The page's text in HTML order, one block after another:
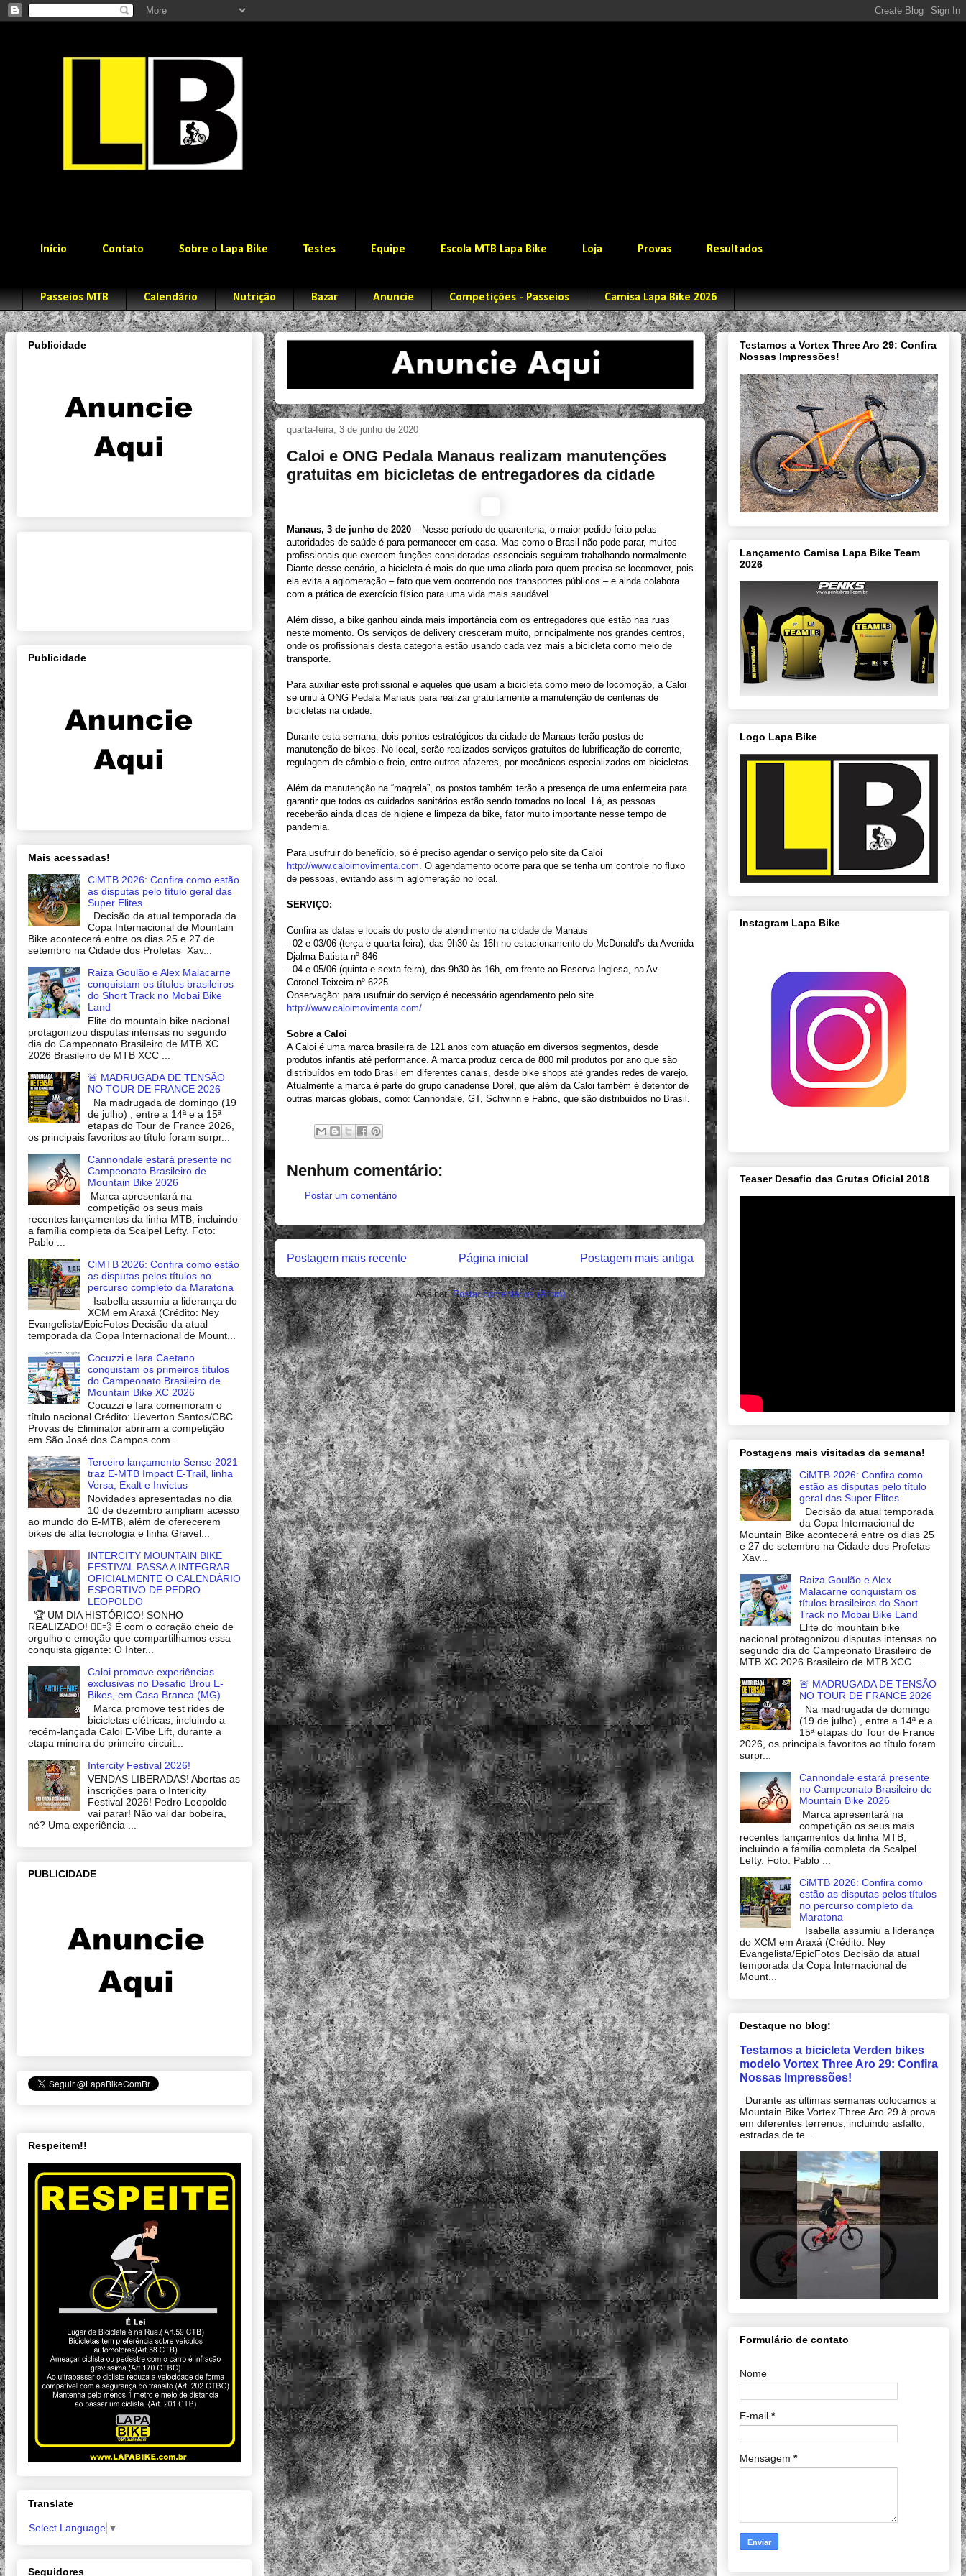
Início Contato Sobre o Lapa Bike Testes Equipe Escola MTB Lapa Bike Loja Provas Resultados
Passeios MTB Calendário Nutrição Bazar Anuncie Competições - Passeios Camisa Lapa Bike 2026
quarta-feira, 3 de junho de 2020
Caloi e ONG Pedala Manaus realizam manutenções
gratuitas em bicicletas de entregadores da cidade
Manaus, 3 de junho de 2020 – Nesse período de quarentena, o maior pedido feito pelas
autoridades de saúde é para permanecer em casa. Mas como o Brasil não pode parar, muitos
profissionais que exercem funções consideradas essenciais seguiram trabalhando normalmente.
Diante desse cenário, a bicicleta é mais do que uma aliada para quem precisa se locomover, pois
ela evita a aglomeração – fato que vem ocorrendo nos transportes públicos – e ainda colabora
com a prática de exercício físico para uma vida mais saudável.
Além disso, a bike ganhou ainda mais importância com os entregadores que estão nas ruas
neste momento. Os serviços de delivery cresceram muito, principalmente nos grandes centros,
onde os profissionais desta categoria estão usando cada vez mais a bicicleta como meio de
transporte.
Para auxiliar este profissional e aqueles que usam a bicicleta como meio de locomoção, a Caloi
se uniu à ONG Pedala Manaus para realizar gratuitamente a manutenção de centenas de
bicicletas na cidade.
Durante esta semana, dois pontos estratégicos da cidade de Manaus terão postos de
manutenção de bikes. No local, serão realizados serviços gratuitos de lubrificação de corrente,
regulagem de câmbio e freio, entre outros afazeres, por mecânicos especializados em bicicletas.
Além da manutenção na “magrela”, os postos também terão a presença de uma enfermeira para
garantir que todos os cuidados sanitários estão sendo tomados no local. Lá, as pessoas
receberão ainda dicas de higiene e limpeza da bike, fator muito importante nesse tempo de
pandemia.
Para usufruir do benefício, só é preciso agendar o serviço pelo site da Caloi
http://www.caloimovimenta.com. O agendamento ocorre para que se tenha um controle no fluxo
de pessoas, evitando assim aglomeração no local.
SERVIÇO:
Confira as datas e locais do posto de atendimento na cidade de Manaus
- 02 e 03/06 (terça e quarta-feira), das 9h30 às 16h no estacionamento do McDonald’s da Avenida
Djalma Batista nº 846
- 04 e 05/06 (quinta e sexta-feira), das 9h30 às 16h, em frente ao Reserva Inglesa, na Av.
Coronel Teixeira nº 6225
Observação: para usufruir do serviço é necessário agendamento pelo site
http://www.caloimovimenta.com/
Sobre a Caloi
A Caloi é uma marca brasileira de 121 anos com atuação em diversos segmentos, desde
produtos infantis até performance. A marca produz cerca de 800 mil produtos por ano que são
distribuídos em todo Brasil em diferentes canais, desde bike shops até grandes redes de varejo.
Atualmente a marca é parte do grupo canadense Dorel, que além da Caloi também é detentor de
outras marcas globais, como: Cannondale, GT, Schwinn e Fabric, que são distribuídos no Brasil.
Nenhum comentário:
Postar um comentário
Postagem mais recente Postagem mais antiga
Página inicial
Assinar:Postar comentários (Atom)
Publicidade
Publicidade
Mais acessadas!
CiMTB 2026: Confira como estão
as disputas pelo título geral das
Super Elites
Decisão da atual temporada da
Copa Internacional de Mountain
Bike acontecerá entre os dias 25 e 27 de
setembro na Cidade dos Profetas Xav...
Raiza Goulão e Alex Malacarne
conquistam os títulos brasileiros
do Short Track no Mobai Bike
Land
Elite do mountain bike nacional
protagonizou disputas intensas no segundo
dia do Campeonato Brasileiro de MTB XC
2026 Brasileiro de MTB XCC ...
🚨 MADRUGADA DE TENSÃO
NO TOUR DE FRANCE 2026
Na madrugada de domingo (19
de julho) , entre a 14ª e a 15ª
etapas do Tour de France 2026,
os principais favoritos ao título foram surpr...
Cannondale estará presente no
Campeonato Brasileiro de
Mountain Bike 2026
Marca apresentará na
competição os seus mais
recentes lançamentos da linha MTB, incluindo
a família completa da Scalpel Lefty. Foto:
Pablo ...
CiMTB 2026: Confira como estão
as disputas pelos títulos no
percurso completo da Maratona
Isabella assumiu a liderança do
XCM em Araxá (Crédito: Ney
Evangelista/EpicFotos Decisão da atual
temporada da Copa Internacional de Mount...
Cocuzzi e Iara Caetano
conquistam os primeiros títulos
do Campeonato Brasileiro de
Mountain Bike XC 2026
Cocuzzi e Iara comemoram o
título nacional Crédito: Ueverton Santos/CBC
Provas de Eliminator abriram a competição
em São José dos Campos com...
Terceiro lançamento Sense 2021
traz E-MTB Impact E-Trail, linha
Versa, Exalt e Invictus
Novidades apresentadas no dia
10 de dezembro ampliam acesso
ao mundo do E-MTB, além de oferecerem
bikes de alta tecnologia e linha Gravel...
INTERCITY MOUNTAIN BIKE
FESTIVAL PASSA A INTEGRAR
OFICIALMENTE O CALENDÁRIO
ESPORTIVO DE PEDRO
LEOPOLDO
🏆 UM DIA HISTÓRICO! SONHO
REALIZADO! 🚴‍♂️💨 É com o coração cheio de
orgulho e emoção que compartilhamos essa
conquista gigante: O Inter...
Caloi promove experiências
exclusivas no Desafio Brou E-
Bikes, em Casa Branca (MG)
Marca promove test rides de
bicicletas elétricas, incluindo a
recém-lançada Caloi E-Vibe Lift, durante a
etapa mineira do primeiro circuit...
Intercity Festival 2026!
VENDAS LIBERADAS! Abertas as
inscrições para o Intericity
Festival 2026! Pedro Leopoldo
vai parar! Não vai dar bobeira,
né? Uma experiência ...
PUBLICIDADE
Respeitem!!
Translate
Select Language ▼
Seguidores
Testamos a Vortex Three Aro 29: Confira
Nossas Impressões!
Lançamento Camisa Lapa Bike Team
2026
Logo Lapa Bike
Instagram Lapa Bike
Teaser Desafio das Grutas Oficial 2018
Postagens mais visitadas da semana!
CiMTB 2026: Confira como
estão as disputas pelo título
geral das Super Elites
Decisão da atual temporada
da Copa Internacional de
Mountain Bike acontecerá entre os dias 25
e 27 de setembro na Cidade dos Profetas
Xav...
Raiza Goulão e Alex
Malacarne conquistam os
títulos brasileiros do Short
Track no Mobai Bike Land
Elite do mountain bike
nacional protagonizou disputas intensas no
segundo dia do Campeonato Brasileiro de
MTB XC 2026 Brasileiro de MTB XCC ...
🚨 MADRUGADA DE TENSÃO
NO TOUR DE FRANCE 2026
Na madrugada de domingo
(19 de julho) , entre a 14ª e a
15ª etapas do Tour de France
2026, os principais favoritos ao título foram
surpr...
Cannondale estará presente
no Campeonato Brasileiro de
Mountain Bike 2026
Marca apresentará na
competição os seus mais
recentes lançamentos da linha MTB,
incluindo a família completa da Scalpel
Lefty. Foto: Pablo ...
CiMTB 2026: Confira como
estão as disputas pelos títulos
no percurso completo da
Maratona
Isabella assumiu a liderança
do XCM em Araxá (Crédito: Ney
Evangelista/EpicFotos Decisão da atual
temporada da Copa Internacional de
Mount...
Destaque no blog:
Testamos a bicicleta Verden bikes
modelo Vortex Three Aro 29: Confira
Nossas Impressões!
Durante as últimas semanas colocamos a
Mountain Bike Vortex Three Aro 29 à prova
em diferentes terrenos, incluindo asfalto,
estradas de te...
Formulário de contato
Nome
E-mail *
Mensagem *